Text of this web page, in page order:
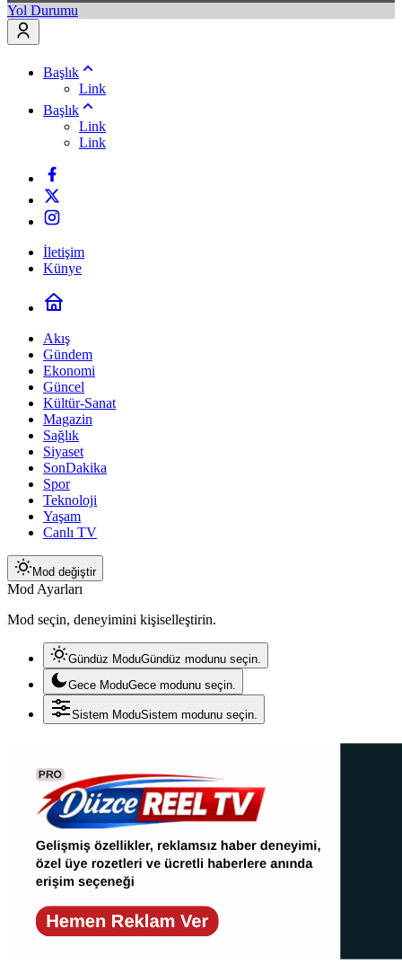
Yol Durumu
Başlık
Link
Başlık
Link
Link
İletişim
Künye
Akış
Gündem
Ekonomi
Güncel
Kültür-Sanat
Magazin
Sağlık
Siyaset
SonDakika
Spor
Teknoloji
Yaşam
Canlı TV
Mod değiştir
Mod Ayarları
Mod seçin, deneyimini kişiselleştirin.
Gündüz ModuGündüz modunu seçin.
Gece ModuGece modunu seçin.
Sistem ModuSistem modunu seçin.